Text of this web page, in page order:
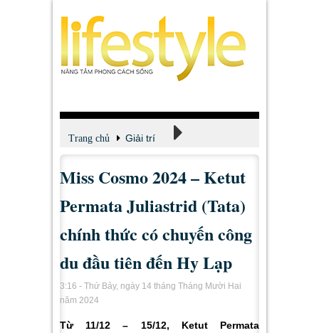
Trang chủ Giải trí
Xem - Nghe - Đọc
Miss Cosmo 2024 – Ketut
Permata Juliastrid (Tata)
chính thức có chuyến công
du đầu tiên đến Hy Lạp
3:16 - Thứ Bảy, ngày 14 tháng Tháng Mười Hai
năm 2024
Từ 11/12 – 15/12, Ketut Permata